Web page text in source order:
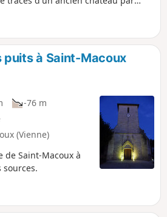
de petits bois aux Sources de la
puits à Saint-Macoux
-76 m
(Vienne)
de Saint-Macoux à
sources.